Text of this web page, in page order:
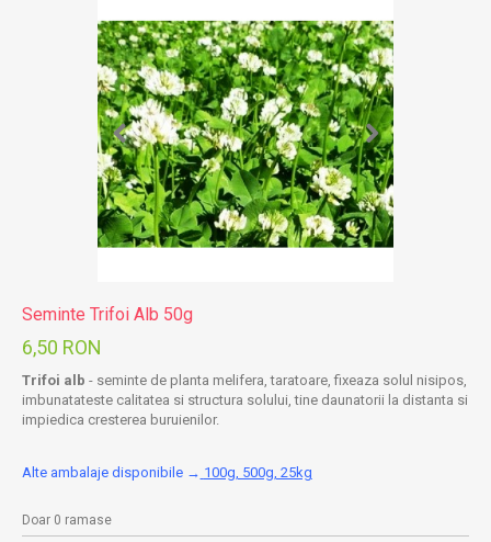
Seminte Trifoi Alb 50g
6,50 RON
Trifoi alb - seminte de planta melifera, taratoare, fixeaza solul nisipos,
imbunatateste calitatea si structura solului, tine daunatorii la distanta si
impiedica cresterea buruienilor.
Alte ambalaje disponibile → 100g, 500g, 25kg
Doar 0 ramase